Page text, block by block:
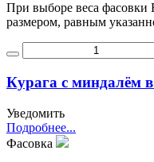
При выборе веса фасовки
размером, равным
Курага с миндалём
Уведомить
Подробнее...
Фасовка